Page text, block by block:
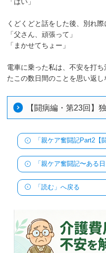
くどくどと話をした後、別れ際
「父さん、頑張って」
「まかせてちょー」
電車に乗った私は、不安を打
たこの数日間のことを思い返し
【闘病編・第23回
「親ケア奮闘記Part2【
「親ケア奮闘記〜ある
「読む」へ戻る